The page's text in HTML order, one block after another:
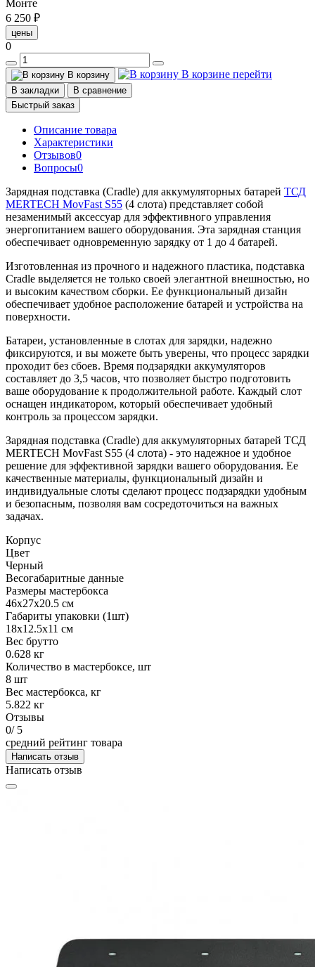
Монте
6 250 ₽
цены
0
В корзину В корзине перейти
В закладки
В сравнение
Быстрый заказ
Описание товара
Характеристики
Отзывов0
Вопросы0
Зарядная подставка (Cradle) для аккумуляторных батарей ТСД
MERTECH MovFast S55 (4 слота) представляет собой
незаменимый аксессуар для эффективного управления
энергопитанием вашего оборудования. Эта зарядная станция
обеспечивает одновременную зарядку от 1 до 4 батарей.
Изготовленная из прочного и надежного пластика, подставка
Cradle выделяется не только своей элегантной внешностью, но
и высоким качеством сборки. Ее функциональный дизайн
обеспечивает удобное расположение батарей и устройства на
поверхности.
Батареи, установленные в слотах для зарядки, надежно
фиксируются, и вы можете быть уверены, что процесс зарядки
проходит без сбоев. Время подзарядки аккумуляторов
составляет до 3,5 часов, что позволяет быстро подготовить
ваше оборудование к продолжительной работе. Каждый слот
оснащен индикатором, который обеспечивает удобный
контроль за процессом зарядки.
Зарядная подставка (Cradle) для аккумуляторных батарей ТСД
MERTECH MovFast S55 (4 слота) - это надежное и удобное
решение для эффективной зарядки вашего оборудования. Ее
качественные материалы, функциональный дизайн и
индивидуальные слоты сделают процесс подзарядки удобным
и безопасным, позволяя вам сосредоточиться на важных
задачах.
Корпус
Цвет
Черный
Весогабаритные данные
Размеры мастербокса
46х27х20.5 см
Габариты упаковки (1шт)
18х12.5х11 см
Вес брутто
0.628 кг
Количество в мастербоксе, шт
8 шт
Вес мастербокса, кг
5.822 кг
Отзывы
0/ 5
средний рейтинг товара
Написать отзыв
Написать отзыв